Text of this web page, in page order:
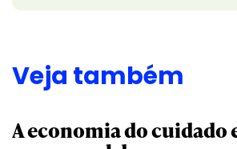
Veja também
A economia do cuidado